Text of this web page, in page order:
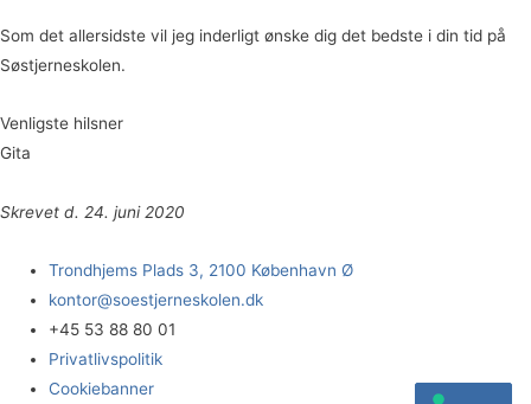
Som det allersidste vil jeg inderligt ønske dig det bedste i din tid på
Søstjerneskolen.
Venligste hilsner
Gita
Skrevet d. 24. juni 2020
Trondhjems Plads 3, 2100 København Ø
kontor@soestjerneskolen.dk
+45 53 88 80 01
Privatlivspolitik
Cookiebanner